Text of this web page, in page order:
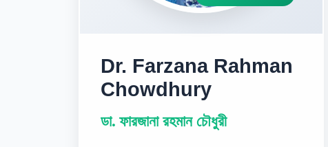
Dr. Farzana Rahman
Chowdhury
ডা. ফারজানা রহমান চৌধুরী